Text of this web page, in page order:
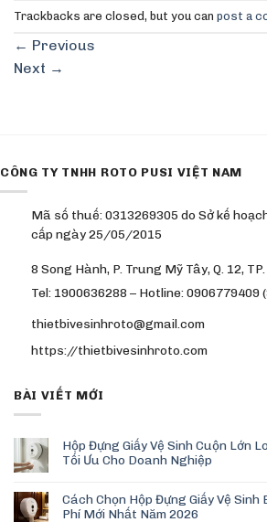
Trackbacks are closed, but you can post a
← Previous
Next →
CÔNG TY TNHH ROTO PUSI VIỆT NAM
Mã số thuế: 0313269305 do Sở kế
cấp ngày 25/05/2015
8 Song Hành, P. Trung Mỹ Tây, Q. 12,
Tel: 1900636288 – Hotline: 0906779409
thietbivesinhroto@gmail.com
https://thietbivesinhroto.com
BÀI VIẾT MỚI
Hộp Đựng Giấy Vệ Sinh Cuộn Lớn
Tối Ưu Cho Doanh Nghiệp
Cách Chọn Hộp Đựng Giấy Vệ Sinh
Phí Mới Nhất Năm 2026